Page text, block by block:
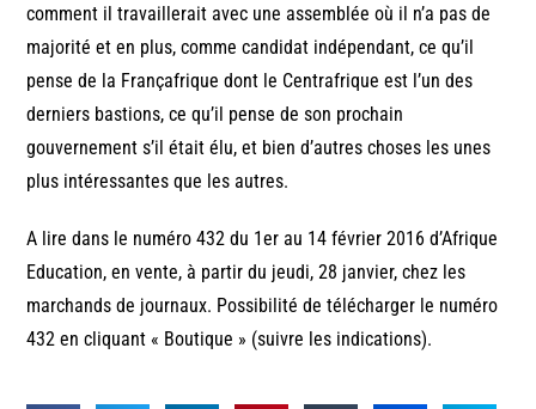
comment il travaillerait avec une assemblée où il n’a pas de
majorité et en plus, comme candidat indépendant, ce qu’il
pense de la Françafrique dont le Centrafrique est l’un des
derniers bastions, ce qu’il pense de son prochain
gouvernement s’il était élu, et bien d’autres choses les unes
plus intéressantes que les autres.
A lire dans le numéro 432 du 1er au 14 février 2016 d’Afrique
Education, en vente, à partir du jeudi, 28 janvier, chez les
marchands de journaux. Possibilité de télécharger le numéro
432 en cliquant « Boutique » (suivre les indications).